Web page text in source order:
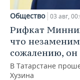
Общество 03 авг,
Рифкат
что
сожалению,
В Татарстане
Хузина